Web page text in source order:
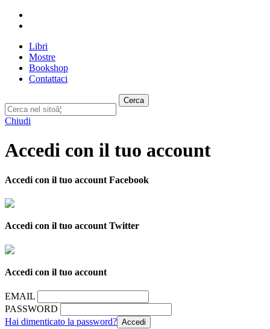
Libri
Mostre
Bookshop
Contattaci
Cerca
Chiudi
Accedi con il tuo account
Accedi con il tuo account Facebook
Accedi con il tuo account Twitter
Accedi con il tuo account
EMAIL
PASSWORD
Hai dimenticato la password?